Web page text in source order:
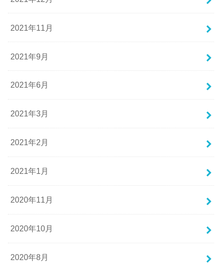
2021年11月
2021年9月
2021年6月
2021年3月
2021年2月
2021年1月
2020年11月
2020年10月
2020年8月